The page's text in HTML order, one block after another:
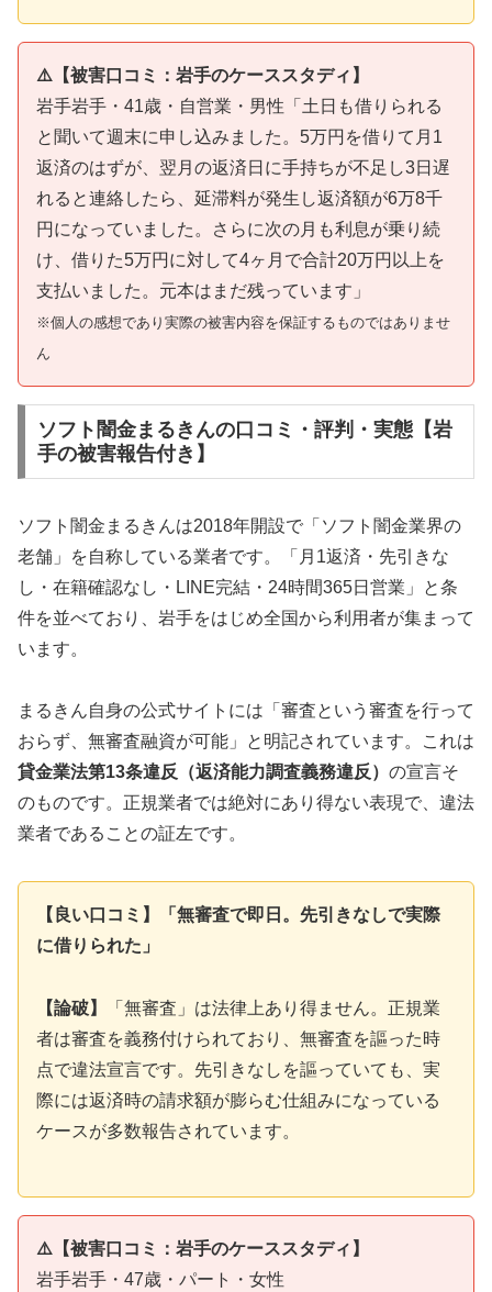
⚠️【被害口コミ：岩手のケーススタディ】
岩手岩手・41歳・自営業・男性「土日も借りられる
と聞いて週末に申し込みました。5万円を借りて月1
返済のはずが、翌月の返済日に手持ちが不足し3日遅
れると連絡したら、延滞料が発生し返済額が6万8千
円になっていました。さらに次の月も利息が乗り続
け、借りた5万円に対して4ヶ月で合計20万円以上を
支払いました。元本はまだ残っています」
※個人の感想であり実際の被害内容を保証するものではありませ
ん
ソフト闇金まるきんの口コミ・評判・実態【岩
手の被害報告付き】
ソフト闇金まるきんは2018年開設で「ソフト闇金業界の
老舗」を自称している業者です。「月1返済・先引きな
し・在籍確認なし・LINE完結・24時間365日営業」と条
件を並べており、岩手をはじめ全国から利用者が集まって
います。
まるきん自身の公式サイトには「審査という審査を行って
おらず、無審査融資が可能」と明記されています。これは
貸金業法第13条違反（返済能力調査義務違反） の宣言そ
のものです。正規業者では絶対にあり得ない表現で、違法
業者であることの証左です。
【良い口コミ】「無審査で即日。先引きなしで実際
に借りられた」
【論破】
「無審査」は法律上あり得ません。正規業
者は審査を義務付けられており、無審査を謳った時
点で違法宣言です。先引きなしを謳っていても、実
際には返済時の請求額が膨らむ仕組みになっている
ケースが多数報告されています。
⚠️【被害口コミ：岩手のケーススタディ】
岩手岩手・47歳・パート・女性